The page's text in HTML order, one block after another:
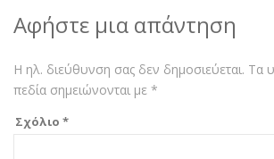
Αφήστε μια απάντηση
Η ηλ. διεύθυνση σας δεν δημοσιεύεται. Τα
πεδία σημειώνονται με *
Σχόλιο *